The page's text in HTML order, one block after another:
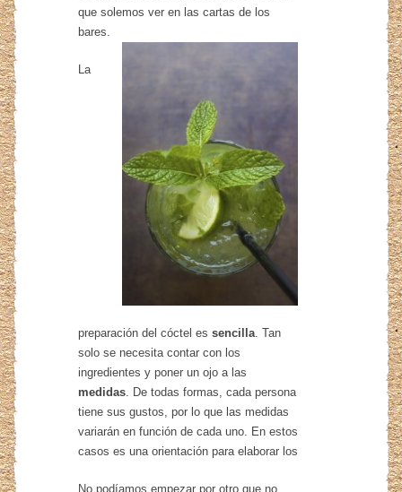
que solemos ver en las cartas de los
bares.
La
preparación del cóctel essencilla . Tan
solo se necesita contar con los
ingredientes y poner un ojo a las
medidas . De todas formas, cada persona
tiene sus gustos, por lo que las medidas
variarán en función de cada uno. En estos
casos es una orientación para elaborar los
No podíamos empezar por otro que no